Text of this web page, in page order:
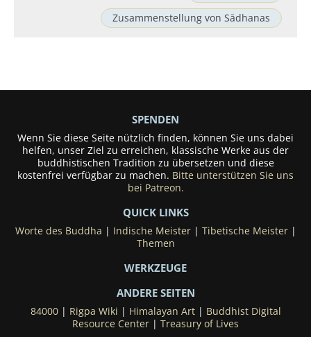
Zusammenstellung von Sādhanas
SPENDEN
Wenn Sie diese Seite nützlich finden, können Sie uns dabei
helfen, unser Ziel zu erreichen, klassische Werke aus der
buddhistischen Tradition zu übersetzen und diese
kostenfrei verfügbar zu machen. Bitte unterstützen Sie uns
bei Patreon.
QUICK LINKS
Worte des Buddha | Indische Meister| Tibetische Meister|
Themen
WERKZEUGE
ANDERE SEITEN
84000| Rigpa Wiki | Himalayan Art| Buddhist Digital
Resource Center | Treasury of Lives